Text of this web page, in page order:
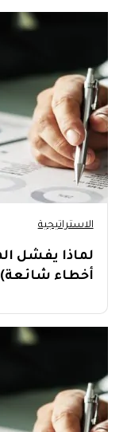
الاستراتيجية
أخطاء شائعة)